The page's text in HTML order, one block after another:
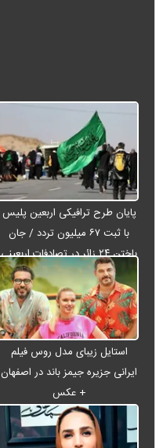
پایان طرح ترافیکی اربعین پلیس
با ثبت ۶۷ میلیون تردد / جان
باختن ۲۴ زائر در تصادفات اربعینی
استایل زیبای مدل روس فیلم
ایرانی جزیره جیمز باند در اصفهان
+ عکس